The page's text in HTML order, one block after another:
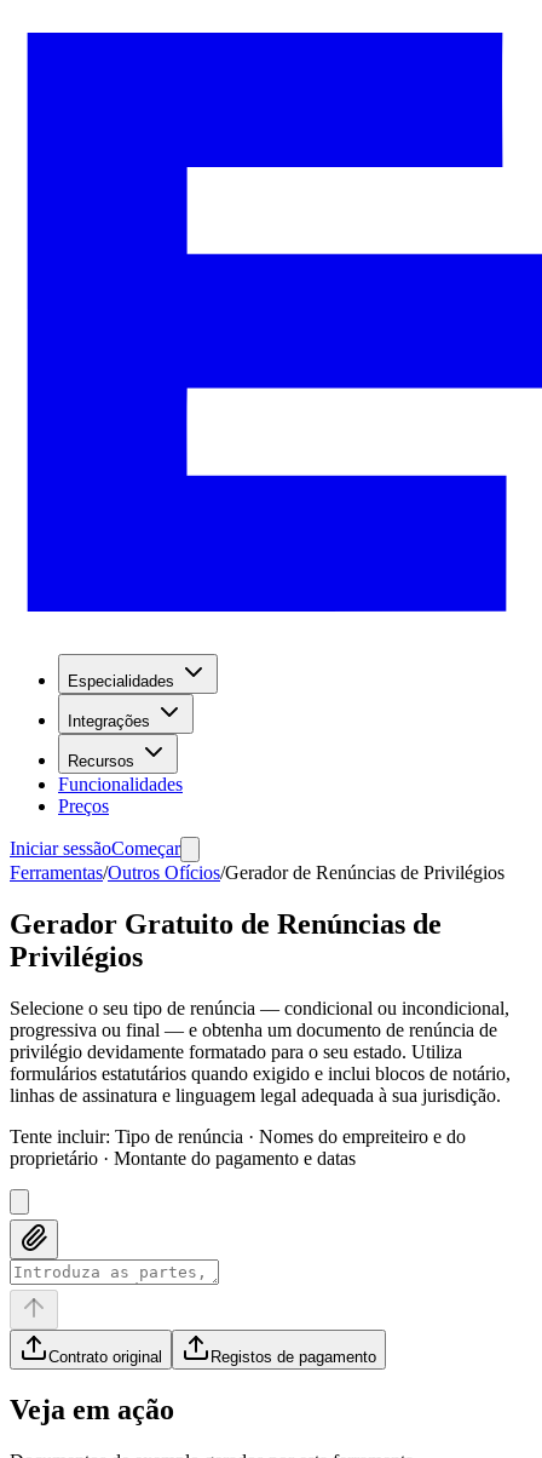
Especialidades
Integrações
Recursos
Funcionalidades
Preços
Iniciar sessãoComeçar
Ferramentas/Outros Ofícios/Gerador de Renúncias de Privilégios
Gerador Gratuito de Renúncias de
Privilégios
Selecione o seu tipo de renúncia — condicional ou incondicional,
progressiva ou final — e obtenha um documento de renúncia de
privilégio devidamente formatado para o seu estado. Utiliza
formulários estatutários quando exigido e inclui blocos de notário,
linhas de assinatura e linguagem legal adequada à sua jurisdição.
Tente incluir: Tipo de renúncia · Nomes do empreiteiro e do
proprietário · Montante do pagamento e datas
Contrato original Registos de pagamento
Veja em ação